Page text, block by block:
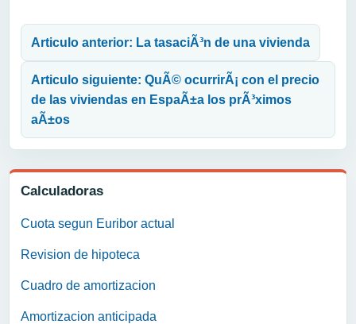
Calculadoras
Cuota segun Euribor actual
Revision de hipoteca
Cuadro de amortizacion
Amortizacion anticipada
Articulo anterior: La tasaciÃ³n de una vivienda
Articulo siguiente: QuÃ© ocurrirÃ¡ con el precio
de las viviendas en EspaÃ±a los prÃ³ximos
aÃ±os